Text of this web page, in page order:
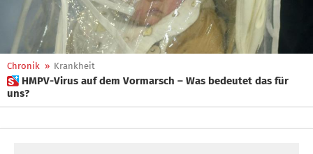
Chronik » Krankheit
 HMPV-Virus auf dem Vormarsch – Was bedeutet das für
uns?